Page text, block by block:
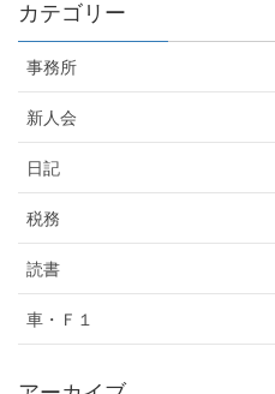
カテゴリー
事務所
新人会
日記
税務
読書
車・Ｆ１